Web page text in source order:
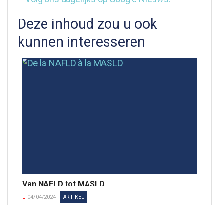
Deze inhoud zou u ook
kunnen interesseren
Van NAFLD tot MASLD
04/04/2024 ARTIKEL